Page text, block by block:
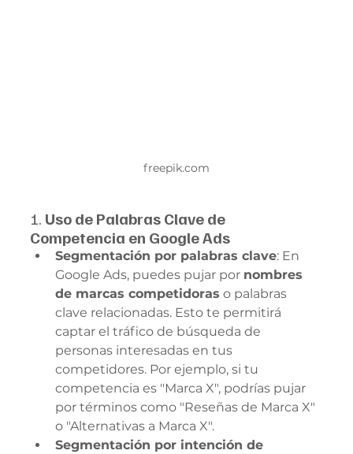
freepik.com
1. Uso de Palabras Clave de
Competencia en Google Ads
Segmentación por palabras clave: En
Google Ads, puedes pujar por nombres
de marcas competidoras o palabras
clave relacionadas. Esto te permitirá
captar el tráfico de búsqueda de
personas interesadas en tus
competidores. Por ejemplo, si tu
competencia es "Marca X", podrías pujar
por términos como "Reseñas de Marca X"
o "Alternativas a Marca X".
Segmentación por intención de